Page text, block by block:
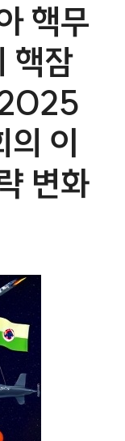
핵무
핵잠
이
변화